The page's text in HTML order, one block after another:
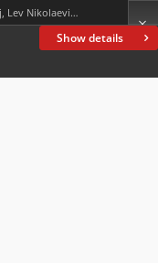
Show details
Tolstoj, Lev Nikolaevič (1828-1910)